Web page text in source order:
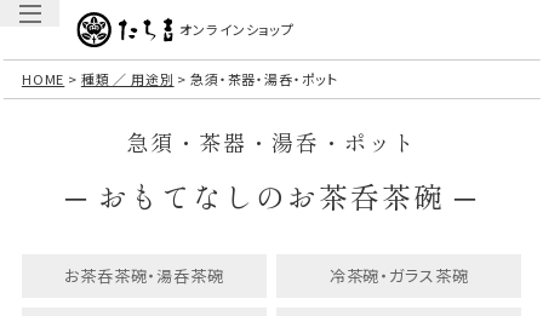
オンラインショップ
HOME 種類 ／ 用途別 急須・茶器・湯呑・ポット
急須・茶器・湯呑・ポット
─ おもてなしのお茶呑茶碗 ─
お茶呑茶碗・湯呑茶碗 冷茶碗・ガラス茶碗